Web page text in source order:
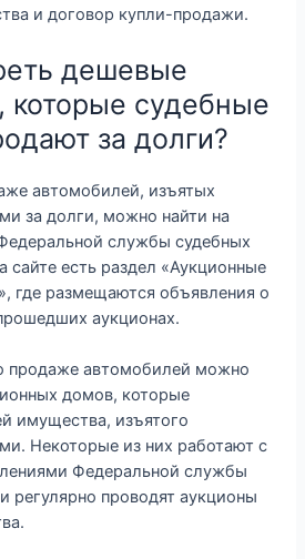
и договор купли-продажи.
дешевые
которые судебные
за долги?
автомобилей, изъятых
за долги, можно найти на
службы судебных
сайте есть раздел «Аукционные
где размещаются объявления о
аукционах.
продаже автомобилей можно
домов, которые
имущества, изъятого
Некоторые из них работают с
Федеральной службы
регулярно проводят аукционы